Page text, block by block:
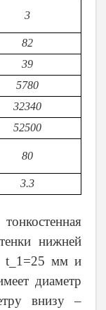
3
82
39
5780
32340
52500
80
3.3
нижней
t_1=25 мм и
диаметр
внизу –